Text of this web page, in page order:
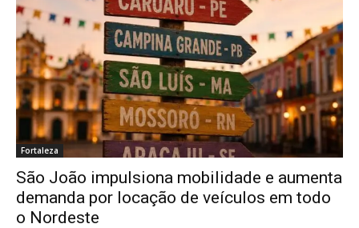
Fortaleza
São João impulsiona mobilidade e aumenta
demanda por locação de veículos em todo
o Nordeste